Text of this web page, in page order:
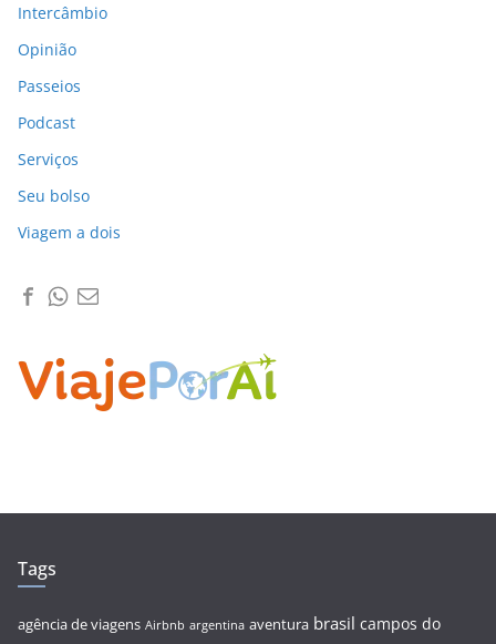
Intercâmbio
Opinião
Passeios
Podcast
Serviços
Seu bolso
Viagem a dois
Tags
agência de viagens Airbnb argentina aventura brasil campos do